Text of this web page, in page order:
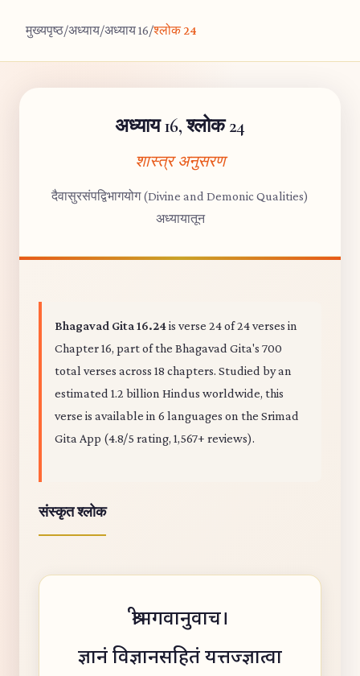
मुख्यपृष्ठ/अध्याय/अध्याय 16/श्लोक 24
अध्याय 16, श्लोक 24
शास्त्र अनुसरण
दैवासुरसंपद्विभागयोग (Divine and Demonic Qualities)
अध्यायातून
Bhagavad Gita 16.24is verse 24 of 24 verses in
Chapter 16, part of the Bhagavad Gita's 700
total verses across 18 chapters. Studied by an
estimated 1.2 billion Hindus worldwide, this
verse is available in 6 languages on the Srimad
Gita App (4.8/5 rating, 1,567+ reviews).
संस्कृत श्लोक
श्रीभगवानुवाच।
ज्ञानं विज्ञानसहितं यत्तज्ज्ञात्वा